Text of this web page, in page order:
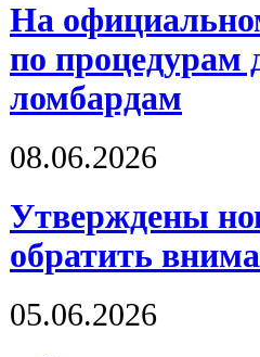
На
по процедурам
ломбардам
08.06.2026
️Утверждены
обратить
05.06.2026